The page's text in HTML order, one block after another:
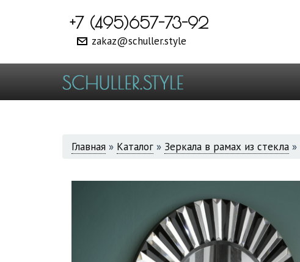
+7 (495)657-73-92
zakaz@schuller.style
ВЫ
Главная » Каталог » Зеркала в рамах из стекла »